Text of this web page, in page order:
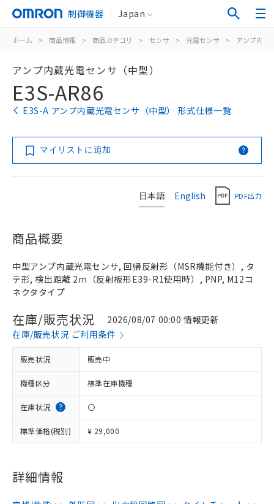
制御機器 Japan
ホーム > 商品情報 > 商品カテゴリ > センサ > 光電センサ > アンプ内蔵
アンプ内蔵光電センサ（中型）
E3S-AR86
E3S-A アンプ内蔵光電センサ（中型） 形式仕様一覧
マイリストに追加
日本語 English PDF出力
商品概要
中型アンプ内蔵光電センサ, 回帰反射形（MSR機能付き）, タ
テ形, 検出距離 2m（反射板形E39-R1使用時）, PNP, M12コ
ネクタタイプ
在庫/販売状況
2026/08/07 00:00 情報更新
在庫/販売状況 ご利用条件
販売状況 販売中
機種区分 標準在庫機種
在庫状況 〇
標準価格(税別) ¥ 29,000
詳細情報